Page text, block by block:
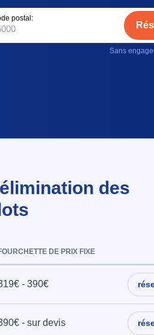
postal:
Sans
des
DE PRIX FIXE
- 390€
- sur devis